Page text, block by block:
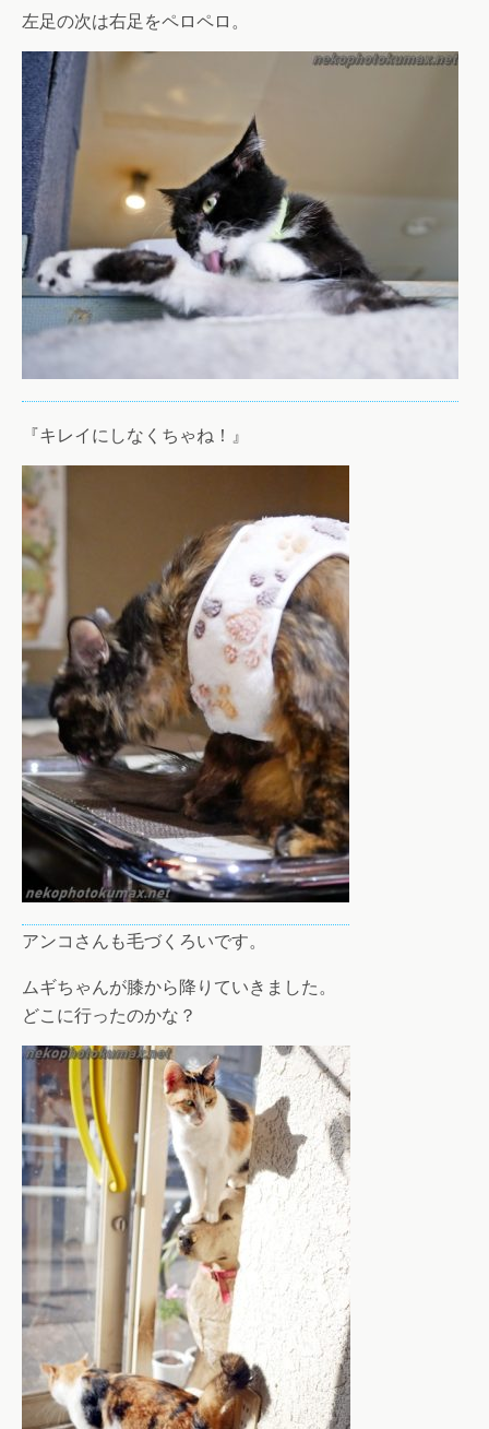
左足の次は右足をペロペロ。
『キレイにしなくちゃね！』
アンコさんも毛づくろいです。
ムギちゃんが膝から降りていきました。
どこに行ったのかな？